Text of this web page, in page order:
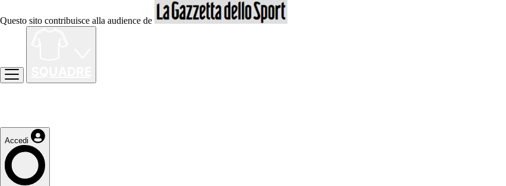
Questo sito contribuisce alla audience de
Accedi